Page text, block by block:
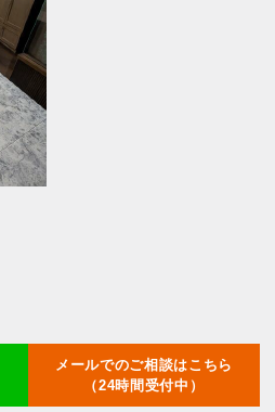
メールでのご相談はこちら
（24時間受付中）